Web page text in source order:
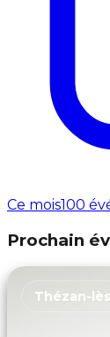
Ce mois100
Prochain
Thézan-